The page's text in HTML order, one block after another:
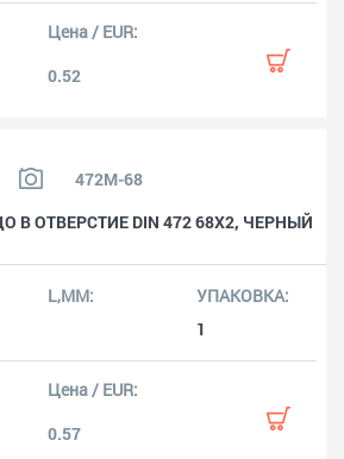
0.52
472M-68
В ОТВЕРСТИЕ DIN 472 68X2, ЧЕРНЫЙ
1
0.57